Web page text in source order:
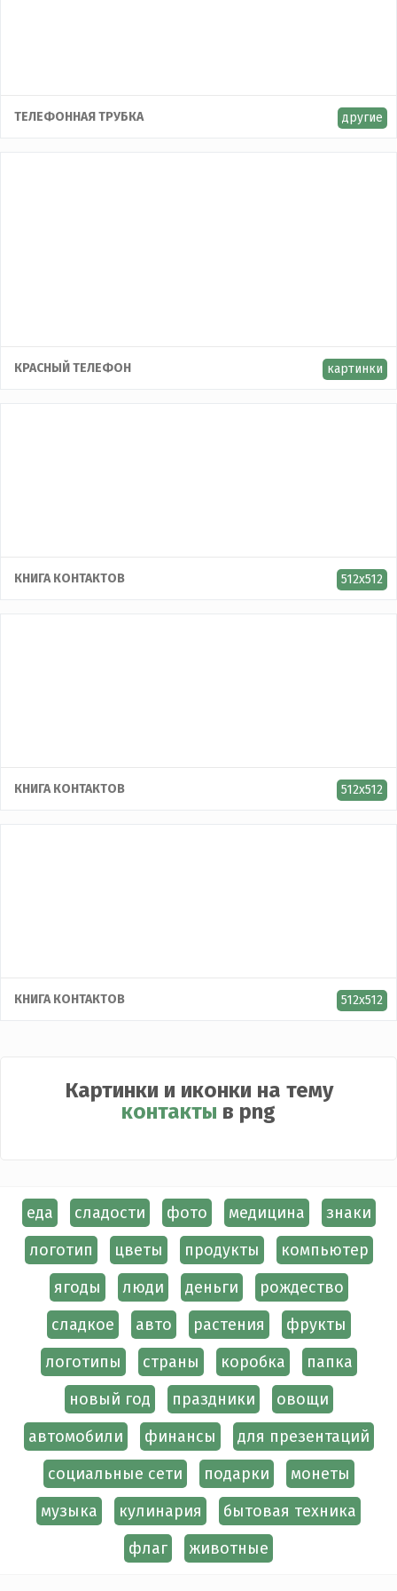
ТЕЛЕФОННАЯ ТРУБКА другие
КРАСНЫЙ ТЕЛЕФОН картинки
КНИГА КОНТАКТОВ 512x512
КНИГА КОНТАКТОВ 512x512
КНИГА КОНТАКТОВ 512x512
Картинки и иконки на тему
контакты в png
еда сладости фото медицина
знаки
логотип
цветы продукты
компьютер
ягоды
люди деньги
рождество
сладкое
авто растения
фрукты
логотипы
страны коробка
папка
новый год
праздники
овощи
автомобили
финансы
для презентаций
социальные сети
подарки
монеты
музыка
кулинария
бытовая техника
флаг
животные